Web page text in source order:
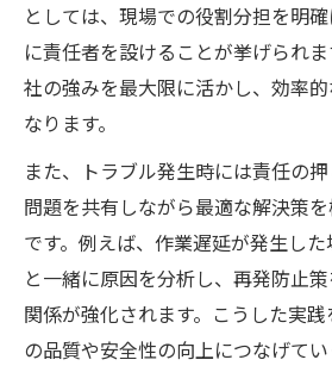
としては、現場での役割分担を明
に責任者を設けることが挙げられ
社の強みを最大限に活かし、効率
なります。
また、トラブル発生時には責任の押
問題を共有しながら最適な解決策
です。例えば、作業遅延が発生し
と一緒に原因を分析し、再発防止
関係が強化されます。こうした実
の品質や安全性の向上につなげてい